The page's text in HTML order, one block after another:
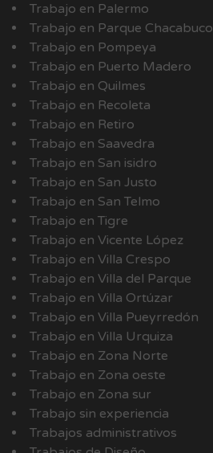
Trabajo en Palermo
Trabajo en Parque Chacabuco
Trabajo en Pompeya
Trabajo en Puerto Madero
Trabajo en Quilmes
Trabajo en Recoleta
Trabajo en Retiro
Trabajo en Saavedra
Trabajo en San isidro
Trabajo en San Justo
Trabajo en San Telmo
Trabajo en Tigre
Trabajo en Vicente López
Trabajo en Villa Crespo
Trabajo en Villa del Parque
Trabajo en Villa Ortúzar
Trabajo en Villa Pueyrredón
Trabajo en Villa Urquiza
Trabajo en Zona Norte
Trabajo en Zona oeste
Trabajo en Zona sur
Trabajo sin experiencia
Trabajos administrativos